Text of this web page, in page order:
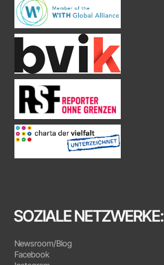
SOZIALE NETZWERKE:
Newsroom/Blog
Facebook